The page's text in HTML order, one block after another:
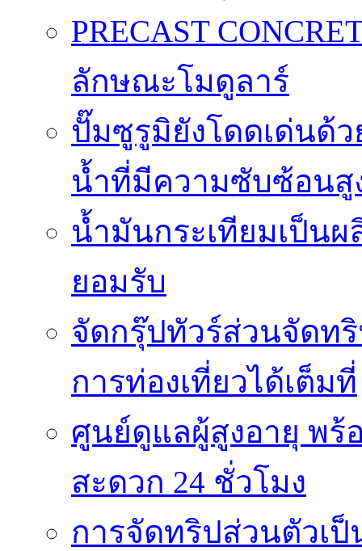
PRECAST
ลักษณะโมดูลาร์
ปั๊มซูรูมิยังโดดเด่นด้
น้ำที่มีความซับซ้อนสู
น้ำมันกระเทียมเป็น
ยอมรับ
จัดกรุ๊ปทัวร์ส่วนจัดท
การท่องเที่ยวได้เต็มที่
ศูนย์ดูแลผู้สูงอายุ พร้
สะดวก 24 ชั่วโมง
การจัดทริปส่วนตัวเ